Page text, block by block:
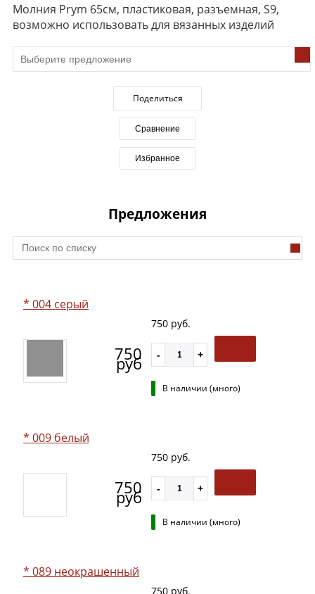
Молния Prym 65см, пластиковая, разъемная, S9,
возможно использовать для вязанных изделий
Поделиться
Сравнение
Избранное
Предложения
* 004 серый
750
руб
750 руб.
В наличии (много)
* 009 белый
750
руб
750 руб.
В наличии (много)
* 089 неокрашенный
750 руб.